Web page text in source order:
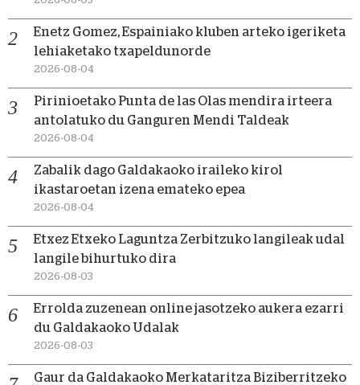
Enetz Gomez, Espainiako kluben arteko igeriketa
lehiaketako txapeldunorde
2026-08-04
Pirinioetako Punta de las Olas mendira irteera
antolatuko du Ganguren Mendi Taldeak
2026-08-04
Zabalik dago Galdakaoko iraileko kirol
ikastaroetan izena emateko epea
2026-08-04
Etxez Etxeko Laguntza Zerbitzuko langileak udal
langile bihurtuko dira
2026-08-03
Errolda zuzenean online jasotzeko aukera ezarri
du Galdakaoko Udalak
2026-08-03
Gaur da Galdakaoko Merkataritza Biziberritzeko